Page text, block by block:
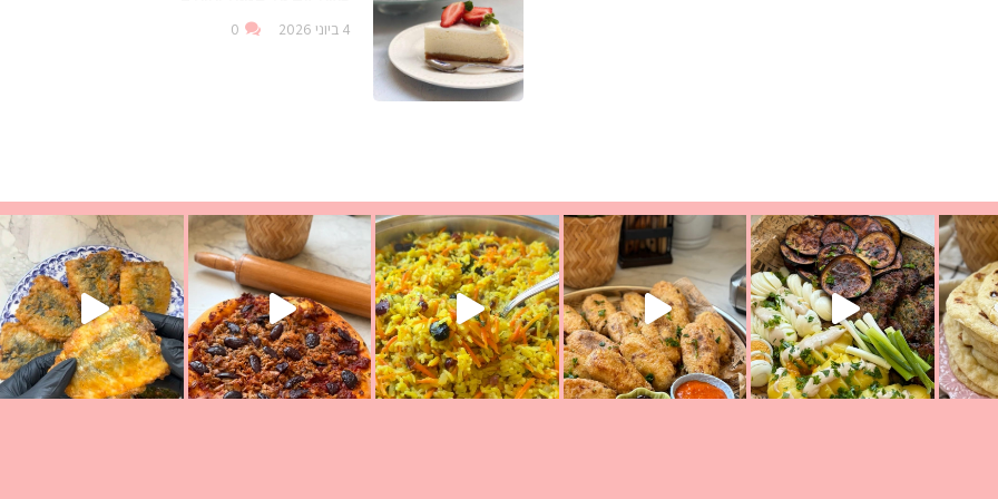
4 ביוני 2026 0
בפ
הימים, חשבתי מה לחדש לכם ונראה
אורז יצירתי לתשעת הימים ולכבוד שבת קודשלמתכון
פיצה של תשעת הימים ולמה היא נקראת ככה? ההסבר בסרטומז׳ווז׳ין או בתרגום לעברית, מחותניםמתכון ראש